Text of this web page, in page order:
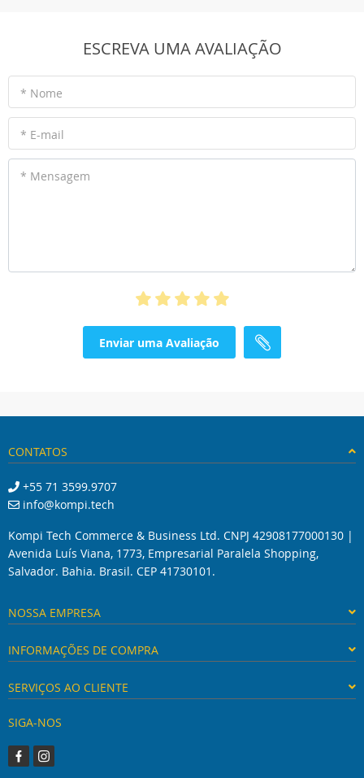
ESCREVA UMA AVALIAÇÃO
* Nome
* E-mail
* Mensagem
Enviar uma Avaliação
CONTATOS
+55 71 3599.9707
info@kompi.tech
Kompi Tech Commerce & Business Ltd. CNPJ 42908177000130 |
Avenida Luís Viana, 1773, Empresarial Paralela Shopping,
Salvador. Bahia. Brasil. CEP 41730101.
NOSSA EMPRESA
INFORMAÇÕES DE COMPRA
SERVIÇOS AO CLIENTE
SIGA-NOS